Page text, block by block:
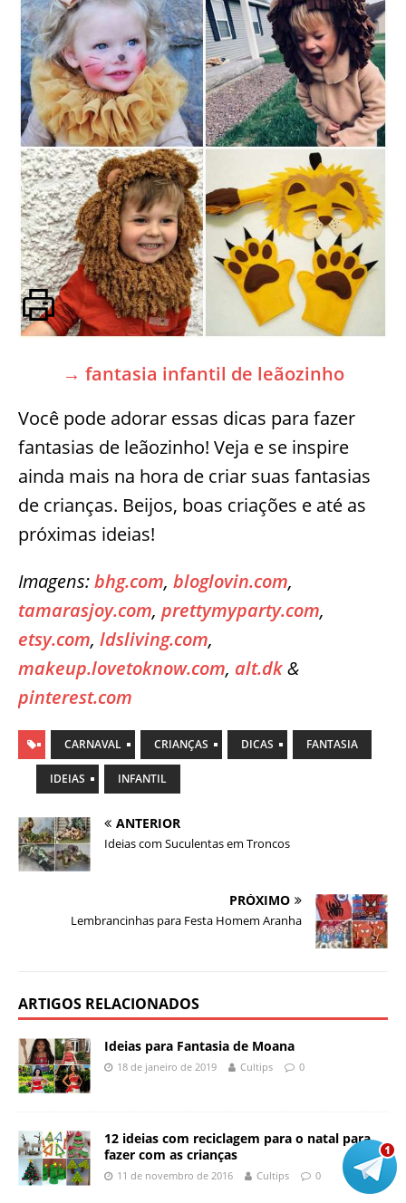
→ fantasia infantil de leãozinho
Você pode adorar essas dicas para fazer
fantasias de leãozinho! Veja e se inspire
ainda mais na hora de criar suas fantasias
de crianças. Beijos, boas criações e até as
próximas ideias!
Imagens:bhg.com, bloglovin.com,
tamarasjoy.com, prettymyparty.com,
etsy.com, ldsliving.com,
makeup.lovetoknow.com, alt.dk&
pinterest.com
CARNAVAL CRIANÇAS DICAS FANTASIA
IDEIAS INFANTIL
ANTERIOR
Ideias com Suculentas em Troncos
PRÓXIMO
Lembrancinhas para Festa Homem Aranha
ARTIGOS RELACIONADOS
Ideias para Fantasia de Moana
18 de janeiro de 2019 Cultips 0
12 ideias com reciclagem para o natal para
fazer com as crianças
11 de novembro de 2016 Cultips 0